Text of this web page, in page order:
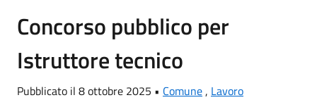
Concorso pubblico per
Istruttore tecnico
Pubblicato il 8 ottobre 2025 • Comune, Lavoro